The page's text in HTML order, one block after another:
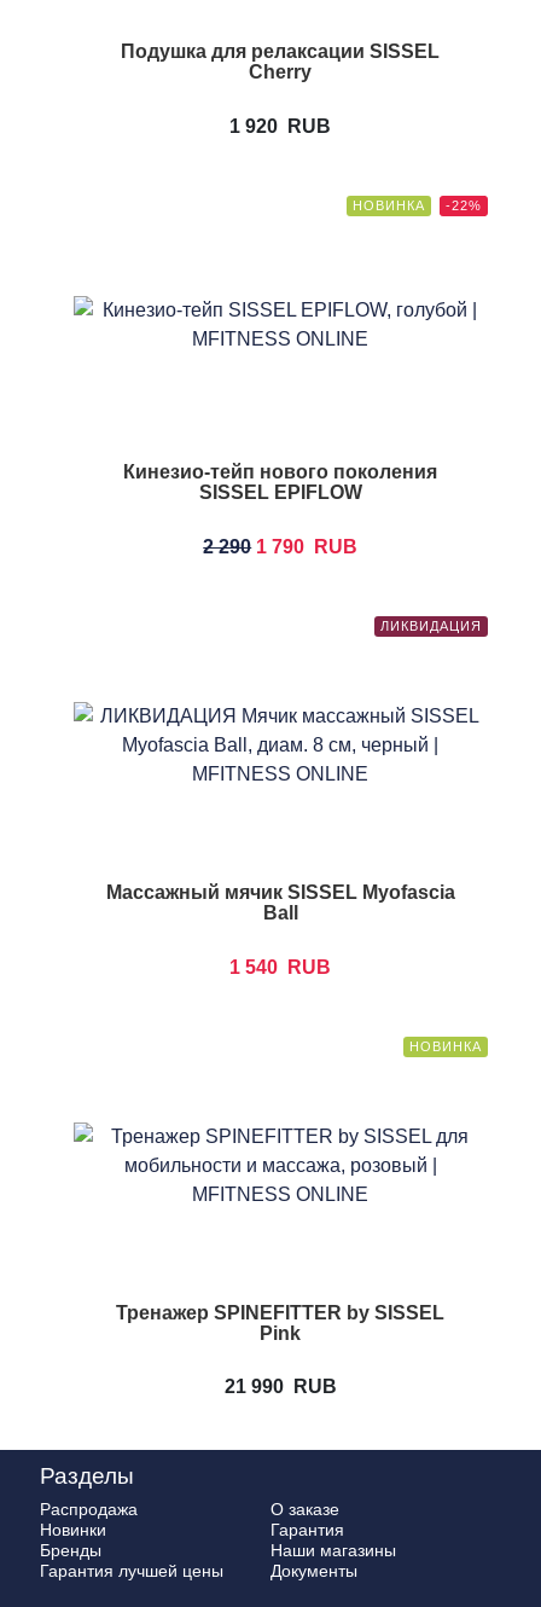
Подушка для релаксации SISSEL
Cherry
1 920 RUB
НОВИНКА -22%
Кинезио-тейп нового поколения
SISSEL EPIFLOW
2 290 1 790 RUB
ЛИКВИДАЦИЯ
Массажный мячик SISSEL Myofascia
Ball
1 540 RUB
НОВИНКА
Тренажер SPINEFITTER by SISSEL
Pink
21 990 RUB
Разделы
Распродажа
Новинки
Бренды
Гарантия лучшей цены
О заказе
Гарантия
Наши магазины
Документы